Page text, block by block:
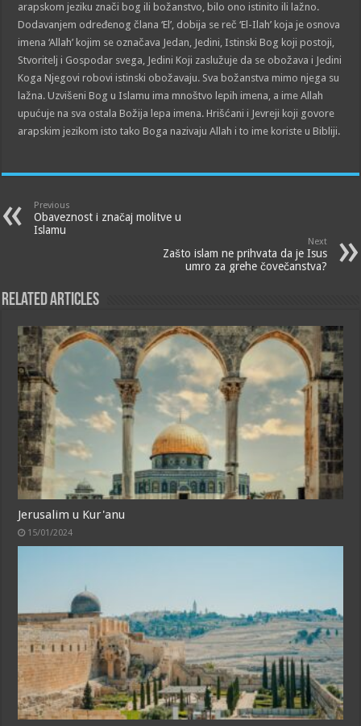
arapskom jeziku znači bog ili božanstvo, bilo ono istinito ili lažno.
Dodavanjem određenog člana ‘El’, dobija se reč ‘El-Ilah’ koja je osnova
imena ‘Allah’ kojim se označava Jedan, Jedini, Istinski Bog koji postoji,
Stvoritelj i Gospodar svega, Jedini Koji zaslužuje da se obožava i Jedini
Koga Njegovi robovi istinski obožavaju. Sva božanstva mimo njega su
lažna. Uzvišeni Bog u Islamu ima mnoštvo lepih imena, a ime Allah
upućuje na sva ostala Božija lepa imena. Hrišćani i Jevreji koji govore
arapskim jezikom isto tako Boga nazivaju Allah i to ime koriste u Bibliji.
Previous
Obaveznost i značaj molitve u
Islamu
Next
Zašto islam ne prihvata da je Isus
umro za grehe čovečanstva?
Related Articles
Jerusalim u Kur'anu
15/01/2024